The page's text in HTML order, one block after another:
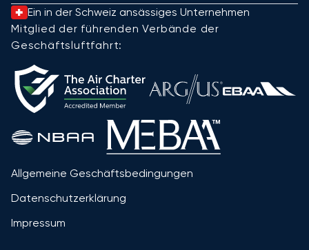
Ein in der Schweiz ansässiges Unternehmen
Mitglied der führenden Verbände der
Geschäftsluftfahrt:
Allgemeine Geschäftsbedingungen
Datenschutzerklärung
Impressum